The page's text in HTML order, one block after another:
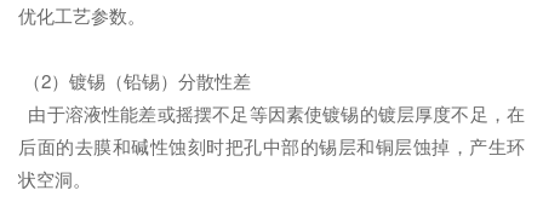
优化工艺参数。
（2）镀锡（铅锡）分散性差
由于溶液性能差或摇摆不足等因素使镀锡的镀层厚度不足，在
后面的去膜和碱性蚀刻时把孔中部的锡层和铜层蚀掉，产生环
状空洞。